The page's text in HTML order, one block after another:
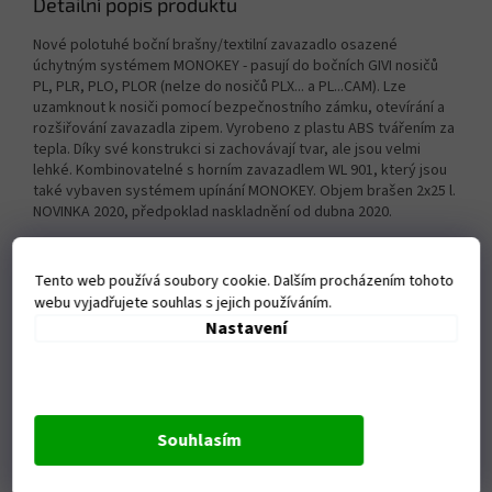
Tento web používá soubory cookie. Dalším procházením tohoto
webu vyjadřujete souhlas s jejich používáním.
Nastavení
Souhlasím
Nové polotuhé boční brašny/textilní zavazadlo osazené
úchytným systémem MONOKEY - pasují do bočních GIVI nosičů
PL, PLR, PLO, PLOR (nelze do nosičů PLX... a PL...CAM). Lze
uzamknout k nosiči pomocí bezpečnostního zámku, otevírání a
rozšiřování zavazadla zipem. Vyrobeno z plastu ABS tvářením za
tepla. Díky své konstrukci si zachovávají tvar, ale jsou velmi
lehké. Kombinovatelné s horním zavazadlem WL 901, který jsou
také vybaven systémem upínání MONOKEY. Objem brašen 2x25 l.
NOVINKA 2020, předpoklad naskladnění od dubna 2020.
Kategorie
Boční brašny